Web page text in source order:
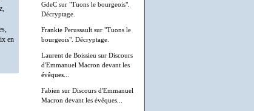
GdeC sur "Tuons le bourgeois".
Décryptage.
Frankie Perussault sur "Tuons le
bourgeois". Décryptage.
Laurent de Boissieu sur Discours
d'Emmanuel Macron devant les
évêques...
Fabien sur Discours d'Emmanuel
Macron devant les évêques...
en